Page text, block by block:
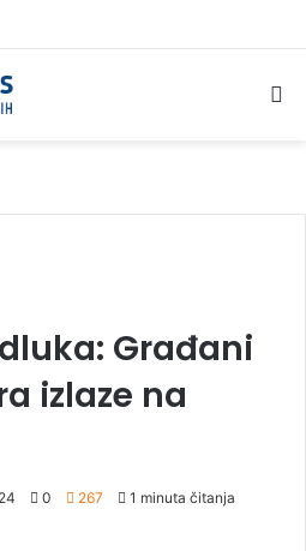
Građani
izlaze na
0 267 1 minuta čitanja